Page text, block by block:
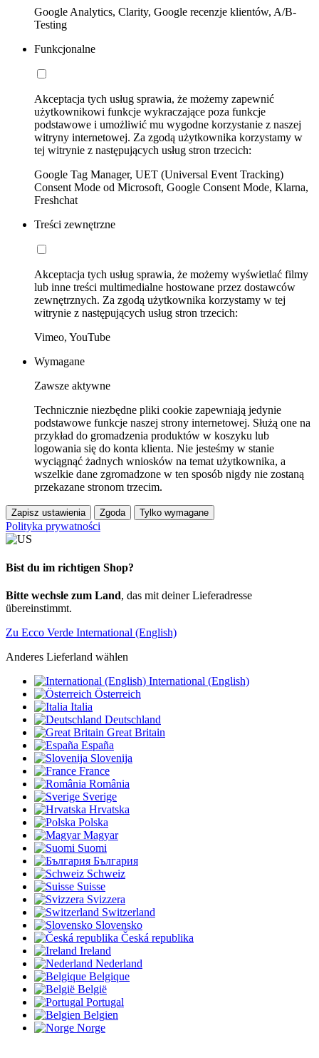
Google Analytics, Clarity, Google recenzje klientów, A/B-
Testing
Funkcjonalne
Akceptacja tych usług sprawia, że możemy zapewnić
użytkownikowi funkcje wykraczające poza funkcje
podstawowe i umożliwić mu wygodne korzystanie z naszej
witryny internetowej. Za zgodą użytkownika korzystamy w
tej witrynie z następujących usług stron trzecich:
Google Tag Manager, UET (Universal Event Tracking)
Consent Mode od Microsoft, Google Consent Mode, Klarna,
Freshchat
Treści zewnętrzne
Akceptacja tych usług sprawia, że możemy wyświetlać filmy
lub inne treści multimedialne hostowane przez dostawców
zewnętrznych. Za zgodą użytkownika korzystamy w tej
witrynie z następujących usług stron trzecich:
Vimeo, YouTube
Wymagane
Zawsze aktywne
Technicznie niezbędne pliki cookie zapewniają jedynie
podstawowe funkcje naszej strony internetowej. Służą one na
przykład do gromadzenia produktów w koszyku lub
logowania się do konta klienta. Nie jesteśmy w stanie
wyciągnąć żadnych wniosków na temat użytkownika, a
wszelkie dane zgromadzone w ten sposób nigdy nie zostaną
przekazane stronom trzecim.
Zapisz ustawienia Zgoda Tylko wymagane
Polityka prywatności
Bist du im richtigen Shop?
Bitte wechsle zum Land, das mit deiner Lieferadresse
übereinstimmt.
Zu Ecco Verde International (English)
Anderes Lieferland wählen
International (English)
Österreich
Italia
Deutschland
Great Britain
España
Slovenija
France
România
Sverige
Hrvatska
Polska
Magyar
Suomi
България
Schweiz
Suisse
Svizzera
Switzerland
Slovensko
Česká republika
Ireland
Nederland
Belgique
België
Portugal
Belgien
Norge